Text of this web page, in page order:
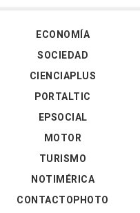
ECONOMÍA
SOCIEDAD
CIENCIAPLUS
PORTALTIC
EPSOCIAL
MOTOR
TURISMO
NOTIMÉRICA
CONTACTOPHOTO